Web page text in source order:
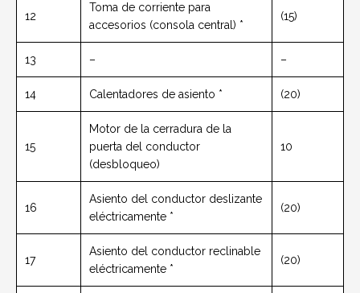
12
Toma de corriente para
accesorios (consola central) *
(15)
13 – –
14 Calentadores de asiento * (20)
15
Motor de la cerradura de la
puerta del conductor
(desbloqueo)
10
16
Asiento del conductor deslizante
eléctricamente *
(20)
17
Asiento del conductor reclinable
eléctricamente *
(20)